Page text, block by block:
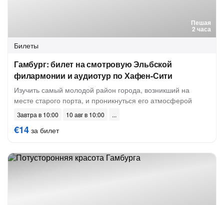
Пешая
2 часа
Билеты
Гамбург: билет на смотровую Эльбской
филармонии и аудиотур по Хафен-Сити
Изучить самый молодой район города, возникший на
месте старого порта, и проникнуться его атмосферой
Завтра в 10:00 10 авг в 10:00
€14 за билет